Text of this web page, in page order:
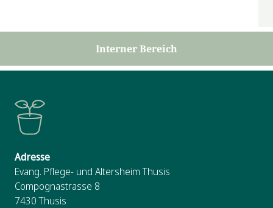
Interner Bereich
Adresse
Evang. Pflege- und Altersheim Thusis
Compognastrasse 8
7430 Thusis